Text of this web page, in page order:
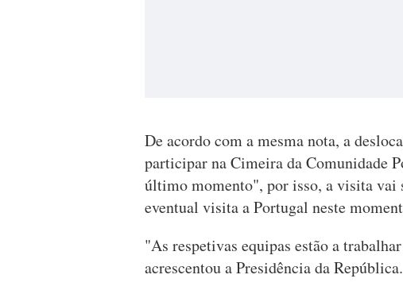
De acordo com a mesma nota, a
participar na Cimeira da Comunidade
último momento", por isso, a visita
eventual visita a Portugal neste
"As respetivas equipas estão a
acrescentou a Presidência da República.